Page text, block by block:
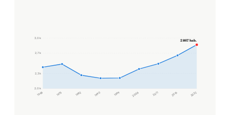
2,0 k
2,3 k
2,7 k
3,0 k
1968 1975 1982 1990 1999 2006 2011 2016 2022
2 867 hab.